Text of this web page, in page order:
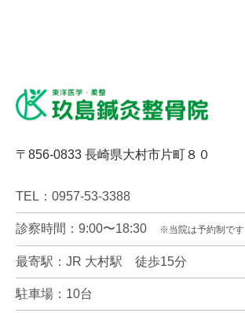
〒856-0833 長崎県大村市片町８０
TEL：0957-53-3388
診察時間：9:00〜18:30 ※当院は予約制です
最寄駅：JR 大村駅 徒歩15分
駐車場：10台